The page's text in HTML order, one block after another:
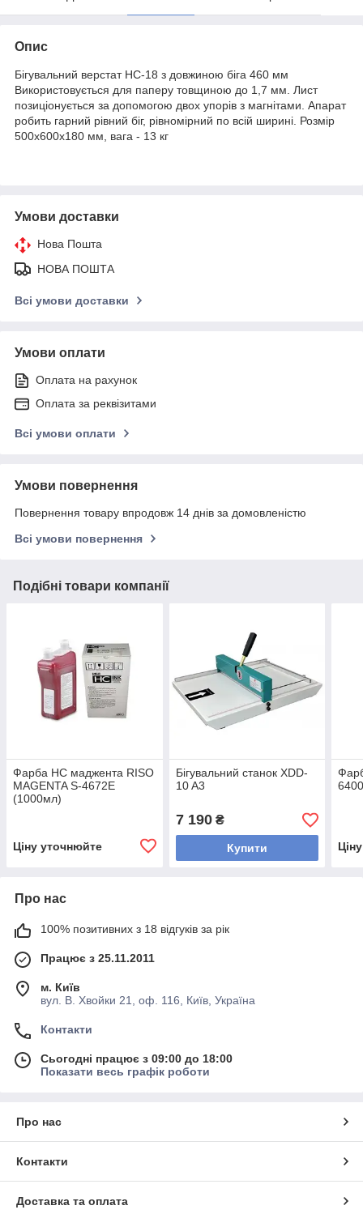
Опис
Бігувальний верстат HC-18 з довжиною біга 460 мм
Використовується для паперу товщиною до 1,7 мм. Лист
позиціонується за допомогою двох упорів з магнітами. Апарат
робить гарний рівний біг, рівномірний по всій ширині. Розмір
500х600х180 мм, вага - 13 кг
Умови доставки
Нова Пошта
НОВА ПОШТА
Всі умови доставки
Умови оплати
Оплата на рахунок
Оплата за реквізитами
Всі умови оплати
Умови повернення
Повернення товару впродовж 14 днів за домовленістю
Всі умови повернення
Подібні товари компанії
Фарба HC маджента RISO
MAGENTA S-4672E
(1000мл)
Ціну уточнюйте
Бігувальний станок XDD-
10 A3
7 190₴
Купити
Про нас
100% позитивних з 18 відгуків за рік
Працює з 25.11.2011
м. Київ
вул. В. Хвойки 21, оф. 116, Київ, Україна
Контакти
Сьогодні працює з 09:00 до 18:00
Показати весь графік роботи
Про нас
Контакти
Доставка та оплата